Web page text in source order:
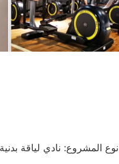
نوع المشروع: نادي لياقة